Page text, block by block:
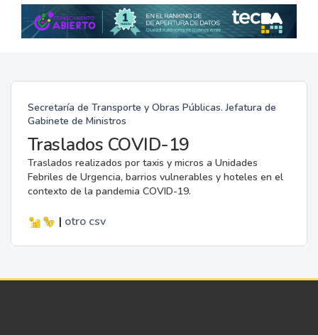
Secretaría de Transporte y Obras Públicas. Jefatura de
Gabinete de Ministros
Traslados COVID-19
Traslados realizados por taxis y micros a Unidades
Febriles de Urgencia, barrios vulnerables y hoteles en el
contexto de la pandemia COVID-19.
| otro csv